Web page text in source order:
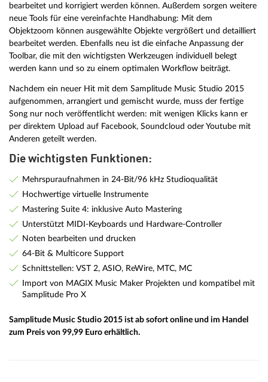
bearbeitet und korrigiert werden können. Außerdem sorgen weitere
neue Tools für eine vereinfachte Handhabung: Mit dem
Objektzoom können ausgewählte Objekte vergrößert und detailliert
bearbeitet werden. Ebenfalls neu ist die einfache Anpassung der
Toolbar, die mit den wichtigsten Werkzeugen individuell belegt
werden kann und so zu einem optimalen Workflow beiträgt.
Nachdem ein neuer Hit mit dem Samplitude Music Studio 2015
aufgenommen, arrangiert und gemischt wurde, muss der fertige
Song nur noch veröffentlicht werden: mit wenigen Klicks kann er
per direktem Upload auf Facebook, Soundcloud oder Youtube mit
Anderen geteilt werden.
Die wichtigsten Funktionen:
Mehrspuraufnahmen in 24-Bit/96 kHz Studioqualität
Hochwertige virtuelle Instrumente
Mastering Suite 4: inklusive Auto Mastering
Unterstützt MIDI-Keyboards und Hardware-Controller
Noten bearbeiten und drucken
64-Bit & Multicore Support
Schnittstellen: VST 2, ASIO, ReWire, MTC, MC
Import von MAGIX Music Maker Projekten und kompatibel mit
Samplitude Pro X
Samplitude Music Studio 2015 ist ab sofort online und im Handel
zum Preis von 99,99 Euro erhältlich.